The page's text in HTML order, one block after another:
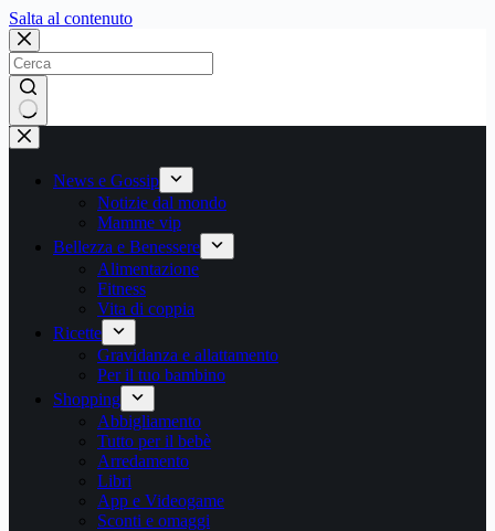
Salta al contenutoSalta
contenuto
Nessun
risultato
News e Gossip
Notizie dal mondo
Mamme vip
Bellezza e Benessere
Alimentazione
Fitness
Vita di coppia
Ricette
Gravidanza e allattamento
Per il tuo bambino
Shopping
Abbigliamento
Tutto per il bebè
Arredamento
Libri
App e Videogame
Sconti e omaggi